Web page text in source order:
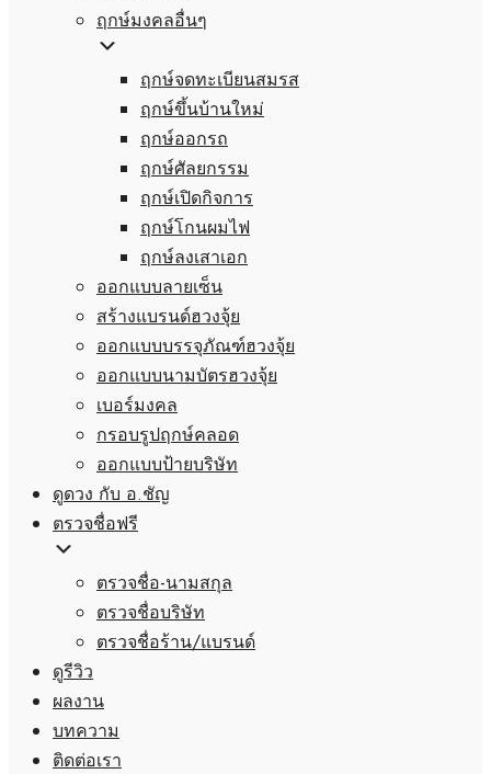
ฤกษ์มงคลอื่นๆ
ฤกษ์จดทะเบียนสมรส
ฤกษ์ขึ้นบ้านใหม่
ฤกษ์ออกรถ
ฤกษ์ศัลยกรรม
ฤกษ์เปิดกิจการ
ฤกษ์โกนผมไฟ
ฤกษ์ลงเสาเอก
ออกแบบลายเซ็น
สร้างแบรนด์ฮวงจุ้ย
ออกแบบบรรจุภัณฑ์ฮวงจุ้ย
ออกแบบนามบัตรฮวงจุ้ย
เบอร์มงคล
กรอบรูปฤกษ์คลอด
ออกแบบป้ายบริษัท
ดูดวง กับ อ.ชัญ
ตรวจชื่อฟรี
ตรวจชื่อ-นามสกุล
ตรวจชื่อบริษัท
ตรวจชื่อร้าน/แบรนด์
ดูรีวิว
ผลงาน
บทความ
ติดต่อเรา